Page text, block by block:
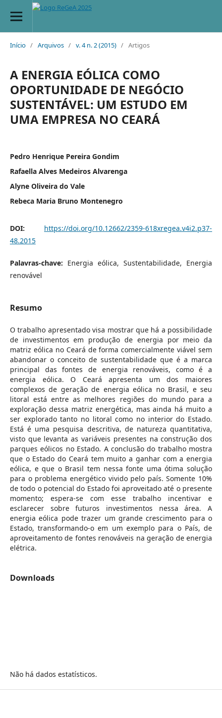
Início / Arquivos / v. 4 n. 2 (2015) / Artigos
A ENERGIA EÓLICA COMO
OPORTUNIDADE DE NEGÓCIO
SUSTENTÁVEL: UM ESTUDO EM
UMA EMPRESA NO CEARÁ
Pedro Henrique Pereira Gondim
Rafaella Alves Medeiros Alvarenga
Alyne Oliveira do Vale
Rebeca Maria Bruno Montenegro
DOI: https://doi.org/10.12662/2359-618xregea.v4i2.p37-
48.2015
Palavras-chave: Energia eólica, Sustentabilidade, Energia
renovável
Resumo
O trabalho apresentado visa mostrar que há a possibilidade
de investimentos em produção de energia por meio da
matriz eólica no Ceará de forma comercialmente viável sem
abandonar o conceito de sustentabilidade que é a marca
principal das fontes de energia renováveis, como é a
energia eólica. O Ceará apresenta um dos maiores
complexos de geração de energia eólica no Brasil, e seu
litoral está entre as melhores regiões do mundo para a
exploração dessa matriz energética, mas ainda há muito a
ser explorado tanto no litoral como no interior do Estado.
Está é uma pesquisa descritiva, de natureza quantitativa,
visto que levanta as variáveis presentes na construção dos
parques eólicos no Estado. A conclusão do trabalho mostra
que o Estado do Ceará tem muito a ganhar com a energia
eólica, e que o Brasil tem nessa fonte uma ótima solução
para o problema energético vivido pelo país. Somente 10%
de todo o potencial do Estado foi aproveitado até o presente
momento; espera-se com esse trabalho incentivar e
esclarecer sobre futuros investimentos nessa área. A
energia eólica pode trazer um grande crescimento para o
Estado, transformando-o em um exemplo para o País, de
aproveitamento de fontes renováveis na geração de energia
elétrica.
Downloads
Não há dados estatísticos.